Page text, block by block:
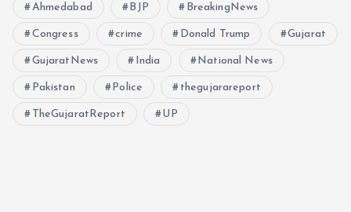
Ahmedabad BJP BreakingNews
Congress crime Donald Trump Gujarat
GujaratNews India National News
Pakistan Police thegujarareport
TheGujaratReport UP